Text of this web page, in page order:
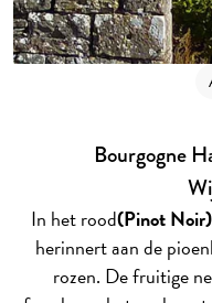
Bourgogne
In het rood(Pinot
herinnert aan de
rozen. De fruitige